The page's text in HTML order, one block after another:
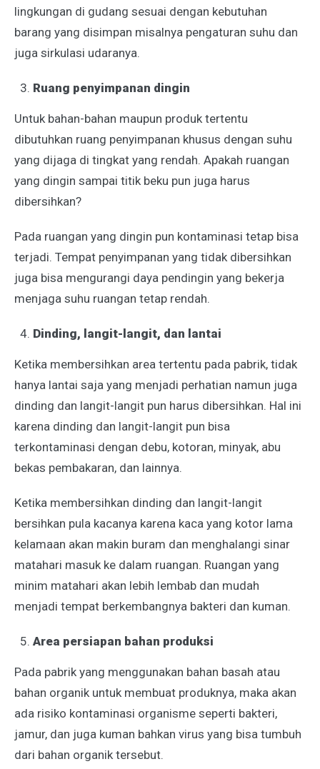
lingkungan di gudang sesuai dengan kebutuhan
barang yang disimpan misalnya pengaturan suhu dan
juga sirkulasi udaranya.
Ruang penyimpanan dingin
Untuk bahan-bahan maupun produk tertentu
dibutuhkan ruang penyimpanan khusus dengan suhu
yang dijaga di tingkat yang rendah. Apakah ruangan
yang dingin sampai titik beku pun juga harus
dibersihkan?
Pada ruangan yang dingin pun kontaminasi tetap bisa
terjadi. Tempat penyimpanan yang tidak dibersihkan
juga bisa mengurangi daya pendingin yang bekerja
menjaga suhu ruangan tetap rendah.
Dinding, langit-langit, dan lantai
Ketika membersihkan area tertentu pada pabrik, tidak
hanya lantai saja yang menjadi perhatian namun juga
dinding dan langit-langit pun harus dibersihkan. Hal ini
karena dinding dan langit-langit pun bisa
terkontaminasi dengan debu, kotoran, minyak, abu
bekas pembakaran, dan lainnya.
Ketika membersihkan dinding dan langit-langit
bersihkan pula kacanya karena kaca yang kotor lama
kelamaan akan makin buram dan menghalangi sinar
matahari masuk ke dalam ruangan. Ruangan yang
minim matahari akan lebih lembab dan mudah
menjadi tempat berkembangnya bakteri dan kuman.
Area persiapan bahan produksi
Pada pabrik yang menggunakan bahan basah atau
bahan organik untuk membuat produknya, maka akan
ada risiko kontaminasi organisme seperti bakteri,
jamur, dan juga kuman bahkan virus yang bisa tumbuh
dari bahan organik tersebut.